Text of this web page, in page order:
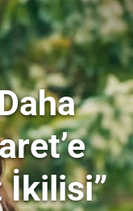
İkilisi”